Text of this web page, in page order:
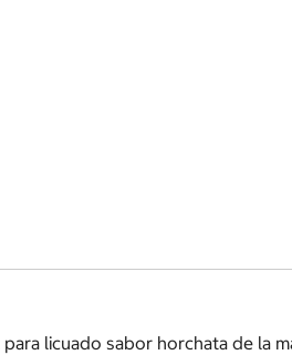
licuado sabor horchata de la